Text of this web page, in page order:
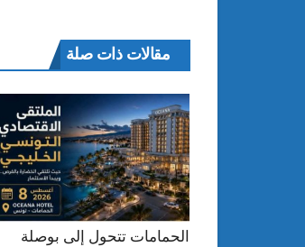
مقالات ذات صلة
الحمامات تتحول إلى بوصلة